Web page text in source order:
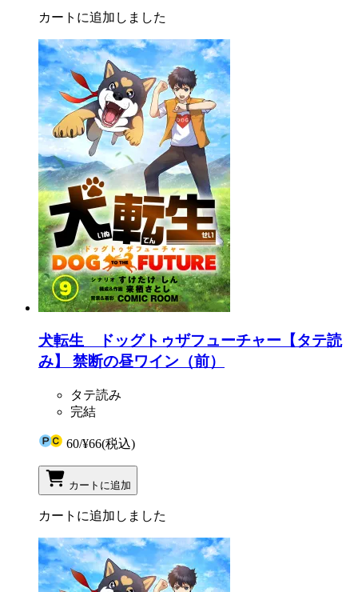
カートに追加しました
犬転生 ドッグトゥザフューチャー【タテ読
み】 禁断の昼ワイン（前）
タテ読み
完結
60/¥66(税込)
カートに追加
カートに追加しました